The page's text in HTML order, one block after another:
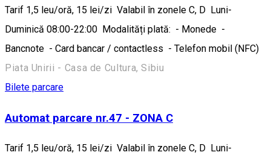
Tarif 1,5 leu/oră, 15 lei/zi Valabil în zonele C, D Luni-
Duminică 08:00-22:00 Modalități plată: - Monede -
Bancnote - Card bancar / contactless - Telefon mobil (NFC)
Piata Unirii - Casa de Cultura, Sibiu
Bilete parcare
Automat parcare nr.47 - ZONA C
Tarif 1,5 leu/oră, 15 lei/zi Valabil în zonele C, D Luni-